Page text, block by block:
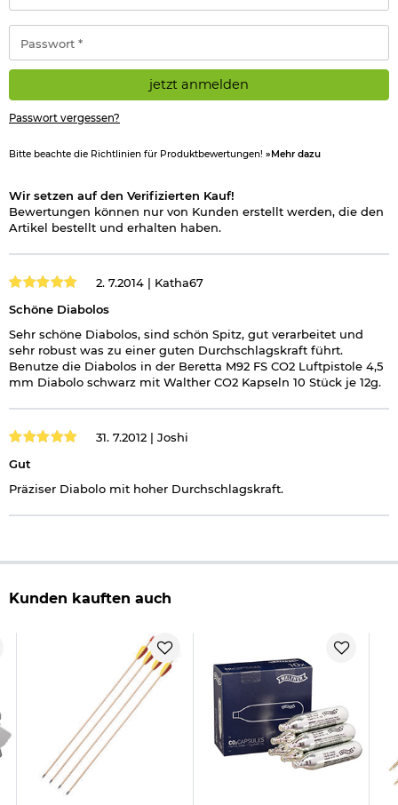
Adresse
*
jetzt anmelden
Passwort vergessen?
Bitte beachte die Richtlinien für Produktbewertungen! »Mehr dazu
Wir setzen auf den Verifizierten Kauf!
Bewertungen können nur von Kunden erstellt werden, die den
Artikel bestellt und erhalten haben.
2. 7.2014 | Katha67
Schöne Diabolos
Sehr schöne Diabolos, sind schön Spitz, gut verarbeitet und
sehr robust was zu einer guten Durchschlagskraft führt.
Benutze die Diabolos in der Beretta M92 FS CO2 Luftpistole 4,5
mm Diabolo schwarz mit Walther CO2 Kapseln 10 Stück je 12g.
31. 7.2012 | Joshi
Gut
Präziser Diabolo mit hoher Durchschlagskraft.
Kunden kauften auch